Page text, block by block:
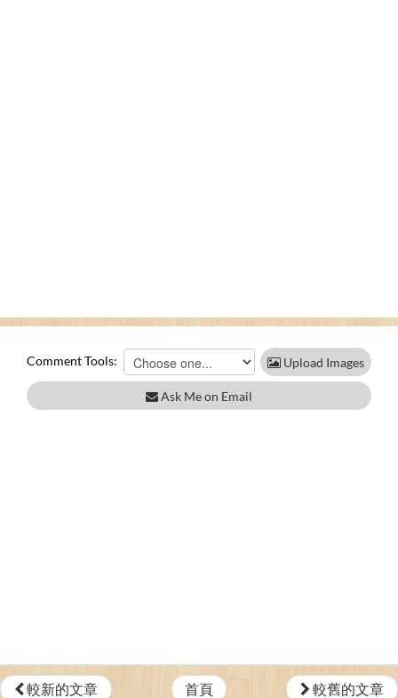
Comment Tools: Upload Images
Ask Me on Email
較新的文章 首頁 較舊的文章